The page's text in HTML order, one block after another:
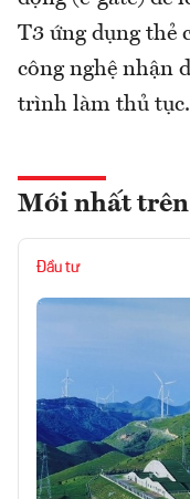
T3 ứng dụng thẻ
công nghệ nhận
trình làm thủ tục.
Mới nhất trên
Đầu tư